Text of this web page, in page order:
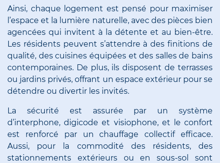
Ainsi, chaque logement est pensé pour maximiser
l’espace et la lumière naturelle, avec des pièces bien
agencées qui invitent à la détente et au bien-être.
Les résidents peuvent s’attendre à des finitions de
qualité, des cuisines équipées et des salles de bains
contemporaines. De plus, ils disposent de terrasses
ou jardins privés, offrant un espace extérieur pour se
détendre ou divertir les invités.
La sécurité est assurée par un système
d’interphone, digicode et visiophone, et le confort
est renforcé par un chauffage collectif efficace.
Aussi, pour la commodité des résidents, des
stationnements extérieurs ou en sous-sol sont